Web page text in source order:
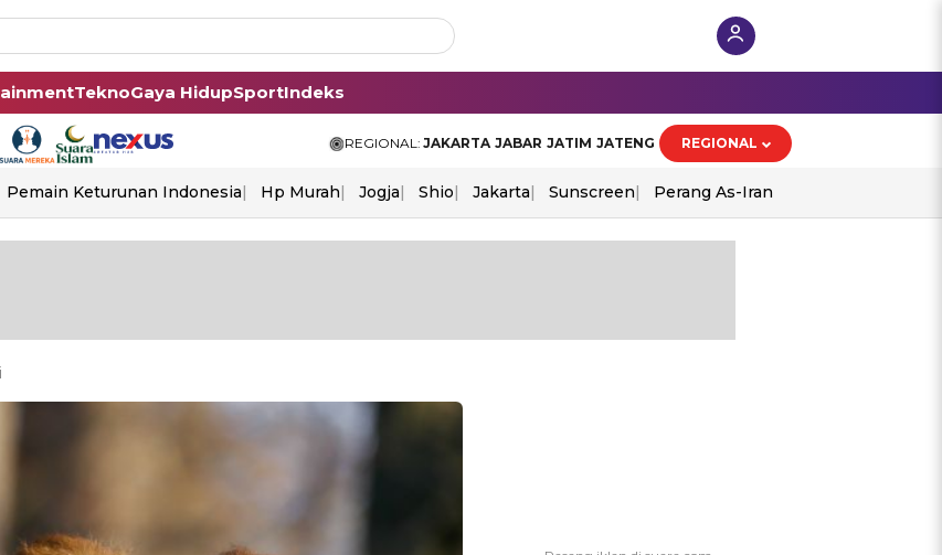
TeknoGaya HidupSportIndeks
REGIONAL: JAKARTA JABAR JATIM JATENG REGIONAL
Pemain Keturunan Indonesia Hp Murah Jogja Shio Jakarta Sunscreen Perang As-Iran